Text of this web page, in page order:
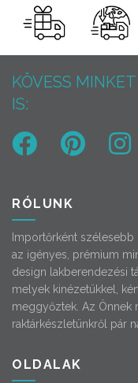
KÖVESS
IS:
RÓLUNK
Importőrként szélesebb
az igényes, prémium
design lakberendezési
melyek kinézetükkel,
meggyőztek. Az Önnek
raktárkészletünkről pár
OLDALAK